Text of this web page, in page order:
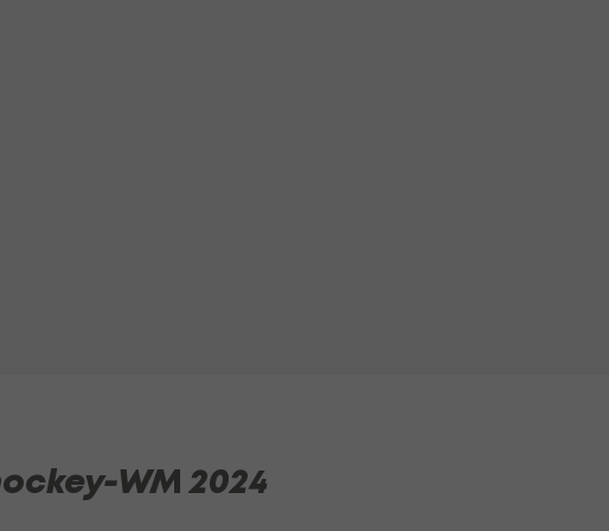
WM 2024